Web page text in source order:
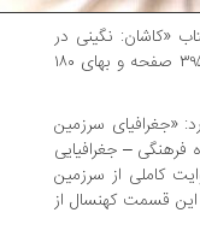
نگینی در
حاشیه کویر ایران» را با شمارگان هزار نسخه، ۳۹۵ صفحه و بهای ۱۸۰
سرزمین
– جغرافیایی
از سرزمین
کهنسال از